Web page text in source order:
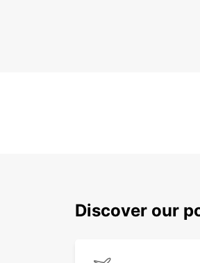
Discover our